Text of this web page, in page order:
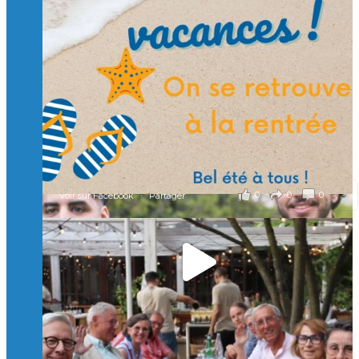
et contribuons ensemble à former les générations
d’ingénieurs de demain. 🙏
Merci à tous !
🎯 Taxe d’apprentissage 2026 : avec l'Isep, investissez pour
un numérique au service de l'humain !
À l’Isep, nous formons des ingénieurs, des bachelors, des
Mastères Spécialisés, qui allient excellence technologique et
valeurs humaines, au cœur de notre pro
...Voir plus
il y a 2 mois
0 0 0
Voir sur Facebook · Partager
🚀Afterwork à Genève 🚀
🥳 Le 22 avril dernier, 14 Alumni vivant / travaillant
en Suisse ont partagé un moment convivial de
retrouvailles et d'échanges !
Merci à tous pour votre présence et à Alexandre